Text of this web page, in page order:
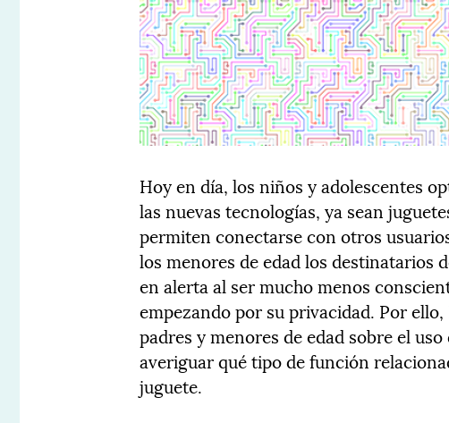
Hoy en día, los niños y adolescentes
las nuevas tecnologías, ya sean
permiten conectarse con otros
los menores de edad los destinatarios
en alerta al ser mucho menos
empezando por su privacidad. Por ello,
padres y menores de edad sobre el
averiguar qué tipo de función
juguete.